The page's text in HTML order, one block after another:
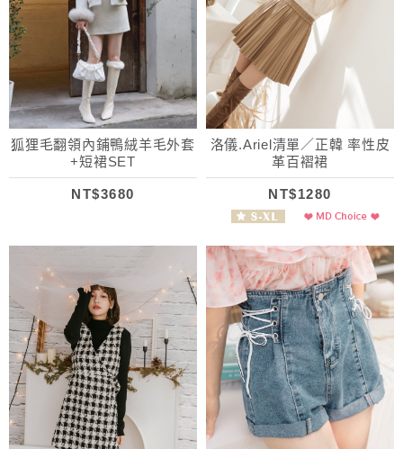
狐狸毛翻領內鋪鴨絨羊毛外套
+短裙SET
NT$3680
洛儀.Ariel清單／正韓 率性皮
革百褶裙
NT$1280